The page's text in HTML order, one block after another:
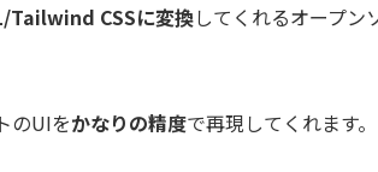
Tailwind CSSに変換してくれるオープン
のUIをかなりの精度で再現してくれます。